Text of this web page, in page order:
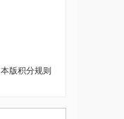
本版积分规则